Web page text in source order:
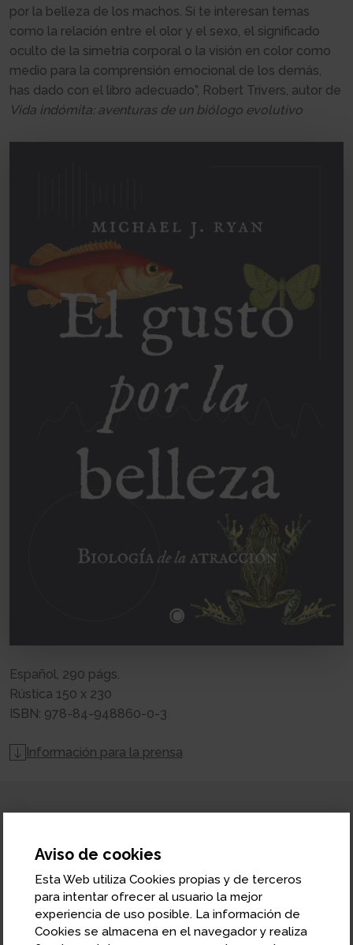
Español, 290 págs.
Rústica 150 x 230
ISBN: 978-84-948860-0-3
Información para la prensa
por la belleza de los machos. Si te interesan temas
como la relación entre el olor y el sexo, el significado
oculto de la simetría corporal o la visión en color como
medio para la comprensión emocional de los demás,
has dado con el libro adecuado”, Robert Trivers, autor de
Vida indómita: aventuras de un biólogo evolutivo
Aviso de cookies
Esta Web utiliza Cookies propias y de terceros
para intentar ofrecer al usuario la mejor
experiencia de uso posible. La información de
Cookies se almacena en el navegador y realiza